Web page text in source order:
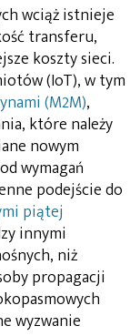
wciąż istnieje
transferu,
koszty sieci.
(IoT), w tym
(M2M),
które należy
nowym
wymagań
podejście do
piątej
innymi
niż
propagacji
wyzwanie